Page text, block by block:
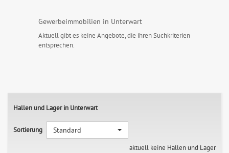
Gewerbeimmobilien in Unterwart
Aktuell gibt es keine Angebote, die ihren Suchkriterien
entsprechen.
Hallen und Lager in Unterwart
Sortierung
Standard
aktuell keine Hallen und Lager